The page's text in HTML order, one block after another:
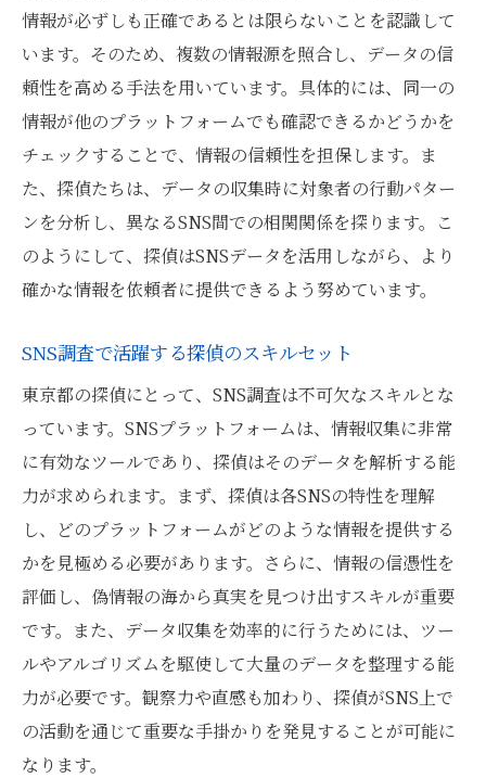
情報が必ずしも正確であるとは限らないことを認識して
います。そのため、複数の情報源を照合し、データの信
頼性を高める手法を用いています。具体的には、同一の
情報が他のプラットフォームでも確認できるかどうかを
チェックすることで、情報の信頼性を担保します。ま
た、探偵たちは、データの収集時に対象者の行動パター
ンを分析し、異なるSNS間での相関関係を探ります。こ
のようにして、探偵はSNSデータを活用しながら、より
確かな情報を依頼者に提供できるよう努めています。
SNS調査で活躍する探偵のスキルセット
東京都の探偵にとって、SNS調査は不可欠なスキルとな
っています。SNSプラットフォームは、情報収集に非常
に有効なツールであり、探偵はそのデータを解析する能
力が求められます。まず、探偵は各SNSの特性を理解
し、どのプラットフォームがどのような情報を提供する
かを見極める必要があります。さらに、情報の信憑性を
評価し、偽情報の海から真実を見つけ出すスキルが重要
です。また、データ収集を効率的に行うためには、ツー
ルやアルゴリズムを駆使して大量のデータを整理する能
力が必要です。観察力や直感も加わり、探偵がSNS上で
の活動を通じて重要な手掛かりを発見することが可能に
なります。